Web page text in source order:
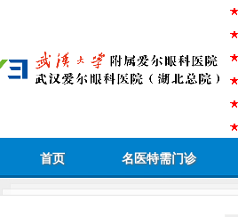
首页 名医特需门诊